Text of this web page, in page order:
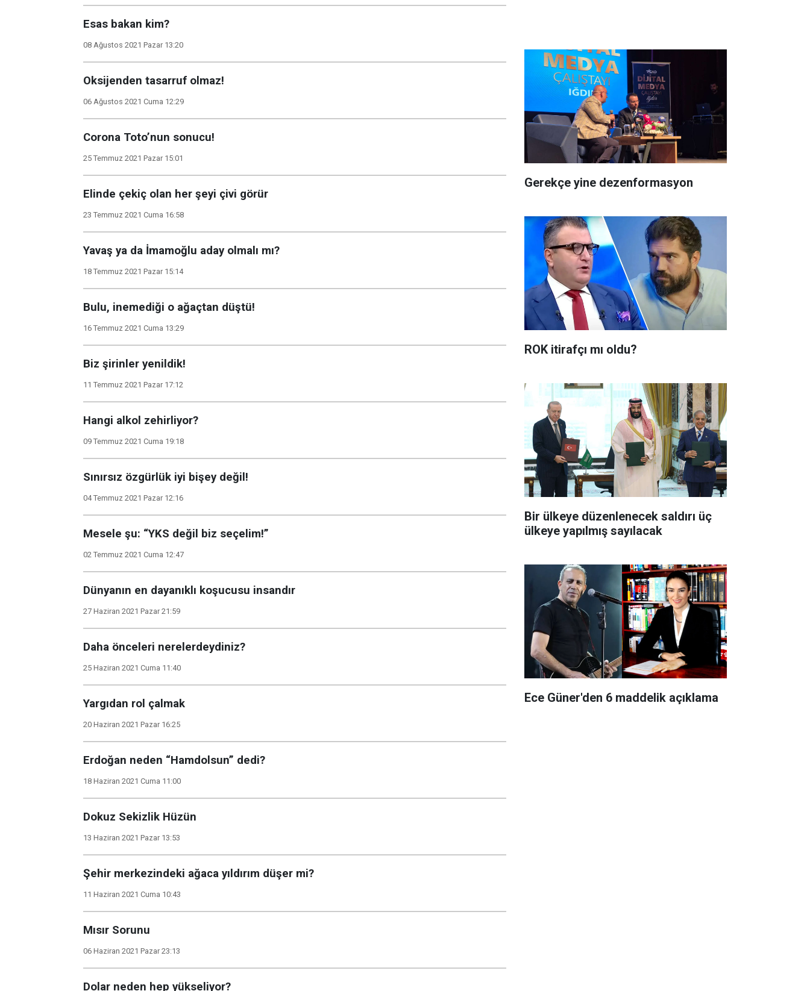
Esas bakan kim?
08 Ağustos 2021 Pazar 13:20
Oksijenden tasarruf olmaz!
06 Ağustos 2021 Cuma 12:29
Corona Toto’nun sonucu!
25 Temmuz 2021 Pazar 15:01
Elinde çekiç olan her şeyi çivi görür
23 Temmuz 2021 Cuma 16:58
Yavaş ya da İmamoğlu aday olmalı mı?
18 Temmuz 2021 Pazar 15:14
Bulu, inemediği o ağaçtan düştü!
16 Temmuz 2021 Cuma 13:29
Biz şirinler yenildik!
11 Temmuz 2021 Pazar 17:12
Hangi alkol zehirliyor?
09 Temmuz 2021 Cuma 19:18
Sınırsız özgürlük iyi bişey değil!
04 Temmuz 2021 Pazar 12:16
Mesele şu: “YKS değil biz seçelim!”
02 Temmuz 2021 Cuma 12:47
Dünyanın en dayanıklı koşucusu insandır
27 Haziran 2021 Pazar 21:59
Daha önceleri nerelerdeydiniz?
25 Haziran 2021 Cuma 11:40
Yargıdan rol çalmak
20 Haziran 2021 Pazar 16:25
Erdoğan neden “Hamdolsun” dedi?
18 Haziran 2021 Cuma 11:00
Dokuz Sekizlik Hüzün
13 Haziran 2021 Pazar 13:53
Şehir merkezindeki ağaca yıldırım düşer mi?
11 Haziran 2021 Cuma 10:43
Mısır Sorunu
06 Haziran 2021 Pazar 23:13
Dolar neden hep yükseliyor?
Gerekçe yine dezenformasyon
ROK itirafçı mı oldu?
Bir ülkeye düzenlenecek saldırı üç
ülkeye yapılmış sayılacak
Ece Güner'den 6 maddelik açıklama